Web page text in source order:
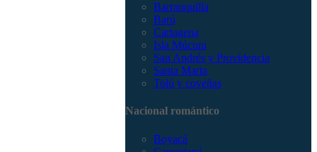
Barranquilla
Barú
Cartagena
Isla Múcura
San Andrés y Providencia
Santa Marta
Tolú y coveñas
Nacional romántico
Boyacá